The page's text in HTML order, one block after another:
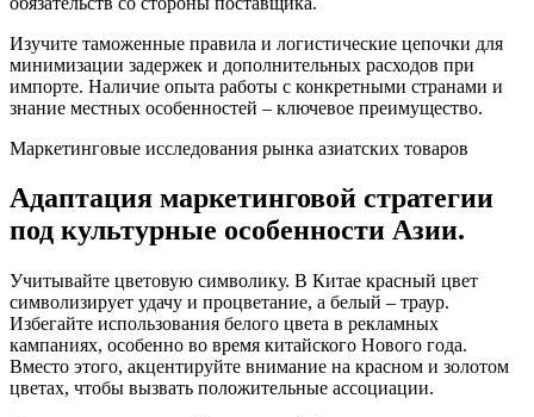
Изучите таможенные правила и логистические цепочки для
минимизации задержек и дополнительных расходов при
импорте. Наличие опыта работы с конкретными странами и
знание местных особенностей – ключевое преимущество.
Маркетинговые исследования рынка азиатских товаров
Адаптация маркетинговой стратегии
под культурные особенности Азии.
Учитывайте цветовую символику. В Китае красный цвет
символизирует удачу и процветание, а белый – траур.
Избегайте использования белого цвета в рекламных
кампаниях, особенно во время китайского Нового года.
Вместо этого, акцентируйте внимание на красном и золотом
цветах, чтобы вызвать положительные ассоциации.